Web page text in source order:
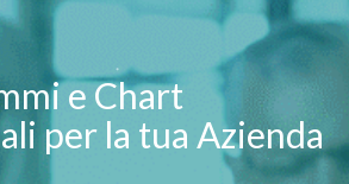
e Chart
per la tua Azienda